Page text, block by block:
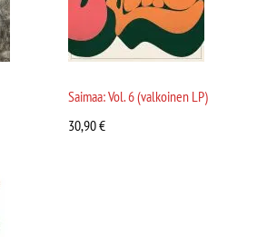
Saimaa: Vol. 6 (valkoinen LP)
30,90€